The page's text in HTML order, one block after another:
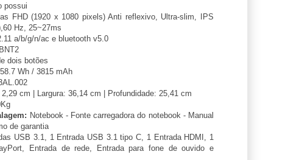
possui
FHD (1920 x 1080 pixels) Anti reflexivo, Ultra-slim, IPS
Hz, 25~27ms
a/b/g/n/ac e bluetooth v5.0
dois botões
Wh / 3815 mAh
cm | Largura: 36,14 cm | Profundidade: 25,41 cm
Notebook - Fonte carregadora do notebook - Manual
de garantia
USB 3.1, 1 Entrada USB 3.1 tipo C, 1 Entrada HDMI, 1
Entrada de rede, Entrada para fone de ouvido e